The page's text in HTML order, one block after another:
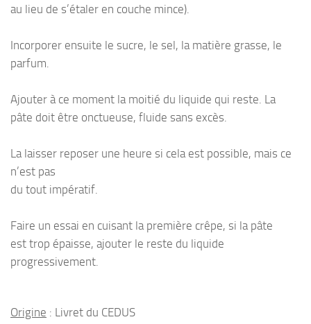
au lieu de s’étaler en couche mince).
Incorporer ensuite le sucre, le sel, la matière grasse, le
parfum.
Ajouter à ce moment la moitié du liquide qui reste. La
pâte doit être onctueuse, fluide sans excès.
La laisser reposer une heure si cela est possible, mais ce
n’est pas
du tout impératif.
Faire un essai en cuisant la première crêpe, si la pâte
est trop épaisse, ajouter le reste du liquide
progressivement.
Origine : Livret du CEDUS